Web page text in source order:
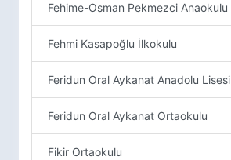
Fehime-Osman Pekmezci Anaokulu
Fehmi Kasapoğlu İlkokulu
Feridun Oral Aykanat Anadolu Lisesi
Feridun Oral Aykanat Ortaokulu
Fikir Ortaokulu